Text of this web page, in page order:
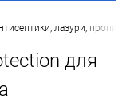
лазури,
для